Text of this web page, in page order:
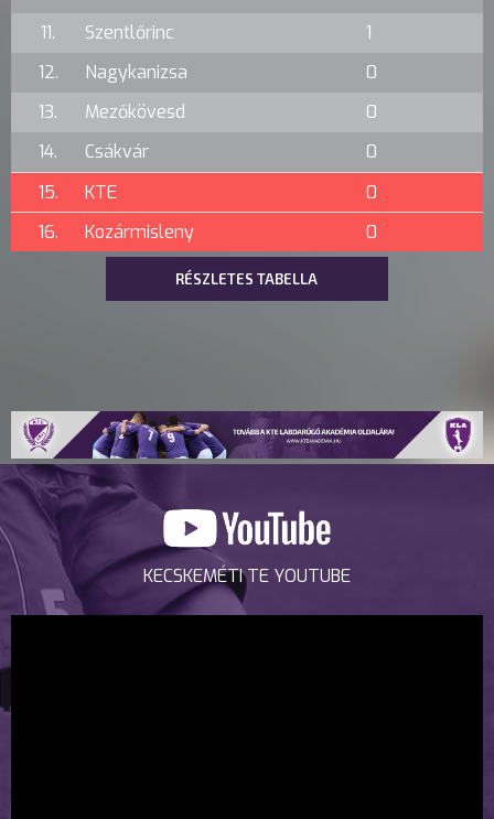
11.
Szentlőrinc
1
12.
Nagykanizsa
0
13.
Mezőkövesd
0
14.
Csákvár
0
15.
KTE
0
16.
Kozármisleny 0
RÉSZLETES TABELLA
KECSKEMÉTI TE YOUTUBE